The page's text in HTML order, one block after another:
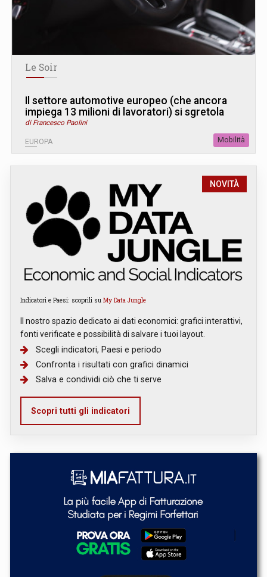
Le Soir
Il settore automotive europeo (che ancora
impiega 13 milioni di lavoratori) si sgretola
di Francesco Paolini
EUROPA Mobilità
NOVITÀ
Indicatori e Paesi: scoprili su My Data Jungle
Il nostro spazio dedicato ai dati economici: grafici interattivi,
fonti verificate e possibilità di salvare i tuoi layout.
Scegli indicatori, Paesi e periodo
Confronta i risultati con grafici dinamici
Salva e condividi ciò che ti serve
Scopri tutti gli indicatori